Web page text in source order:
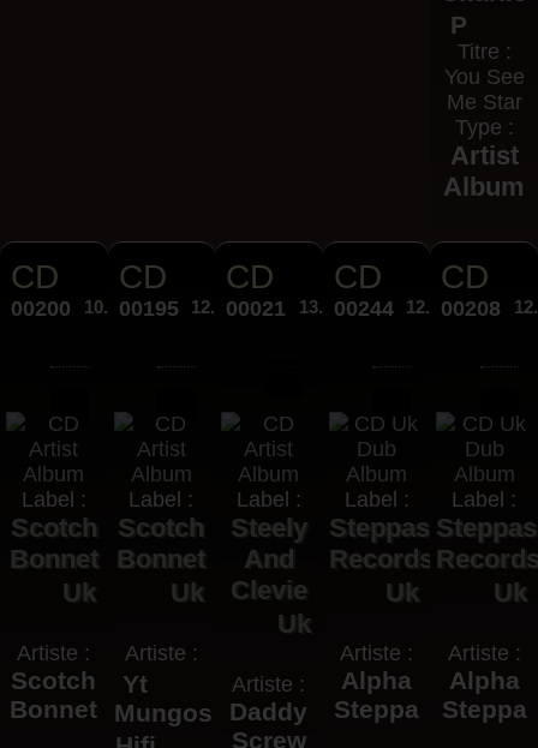
P
Titre :
You See
Me Star
Type :
Artist
Album
CD
00200 10.95€
Label :
Scotch
Bonnet
Uk
Artiste :
Scotch
Bonnet
CD
00195 12.00€
Label :
Scotch
Bonnet
Uk
Artiste :
Yt
Mungos
CD
00021 13.00€
Label :
Steely
And
Clevie
Uk
Artiste :
Daddy
Screw
CD
00244 12.95€
Label :
Steppas
Records
Uk
Artiste :
Alpha
Steppa
CD
00208
Label :
Steppas
Uk
Artiste :
Alpha
Steppa